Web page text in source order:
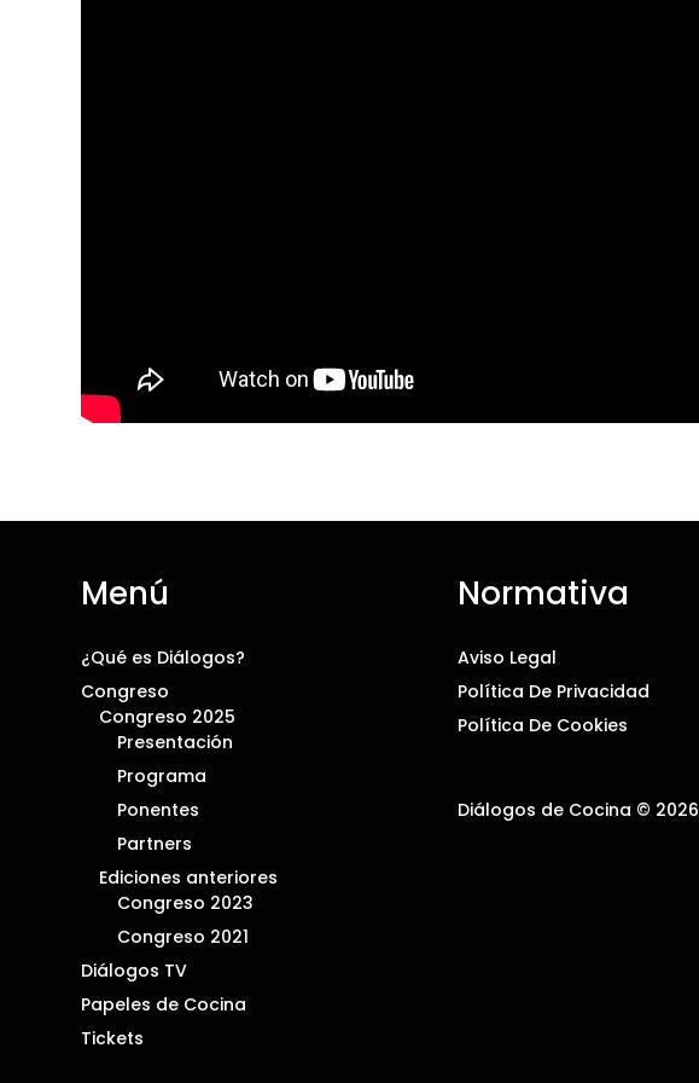
Menú
¿Qué es Diálogos?
Congreso
Congreso 2025
Presentación
Programa
Ponentes
Partners
Ediciones anteriores
Congreso 2023
Congreso 2021
Diálogos TV
Papeles de Cocina
Tickets
Normativa
Aviso Legal
Política De Privacidad
Política De Cookies
Diálogos de Cocina © 2026